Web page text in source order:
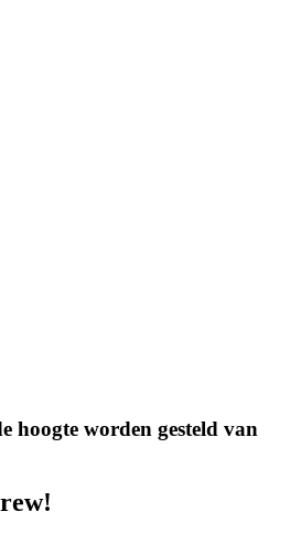
hoogte worden gesteld van